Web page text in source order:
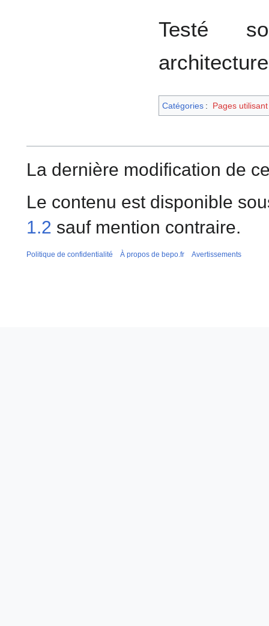
Testé
Catégories : Pages
La dernière modification de
Le contenu est disponible
1.2 sauf mention contraire.
Politique de confidentialité À propos de bepo.fr Avertissements